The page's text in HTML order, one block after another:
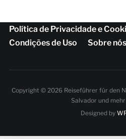
Política de Privacidade e
Condições de Uso
Sobre nós
Copyright © 2026 Reiseführer für den
Salvador und
Designed by